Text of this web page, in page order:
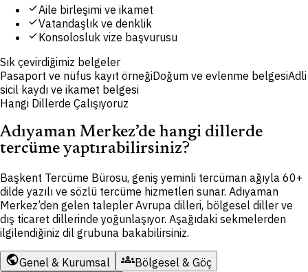
checkAile birleşimi ve ikamet
checkVatandaşlık ve denklik
checkKonsolosluk vize başvurusu
Sık çevirdiğimiz belgeler
Pasaport ve nüfus kayıt örneğiDoğum ve evlenme belgesiAdli
sicil kaydı ve ikamet belgesi
Hangi Dillerde Çalışıyoruz
Adıyaman Merkez’de hangi dillerde
tercüme yaptırabilirsiniz?
Başkent Tercüme Bürosu, geniş yeminli tercüman ağıyla 60+
dilde yazılı ve sözlü tercüme hizmetleri sunar. Adıyaman
Merkez’den gelen talepler Avrupa dilleri, bölgesel diller ve
dış ticaret dillerinde yoğunlaşıyor. Aşağıdaki sekmelerden
ilgilendiğiniz dil grubuna bakabilirsiniz.
publicGenel & Kurumsal groupsBölgesel & Göç